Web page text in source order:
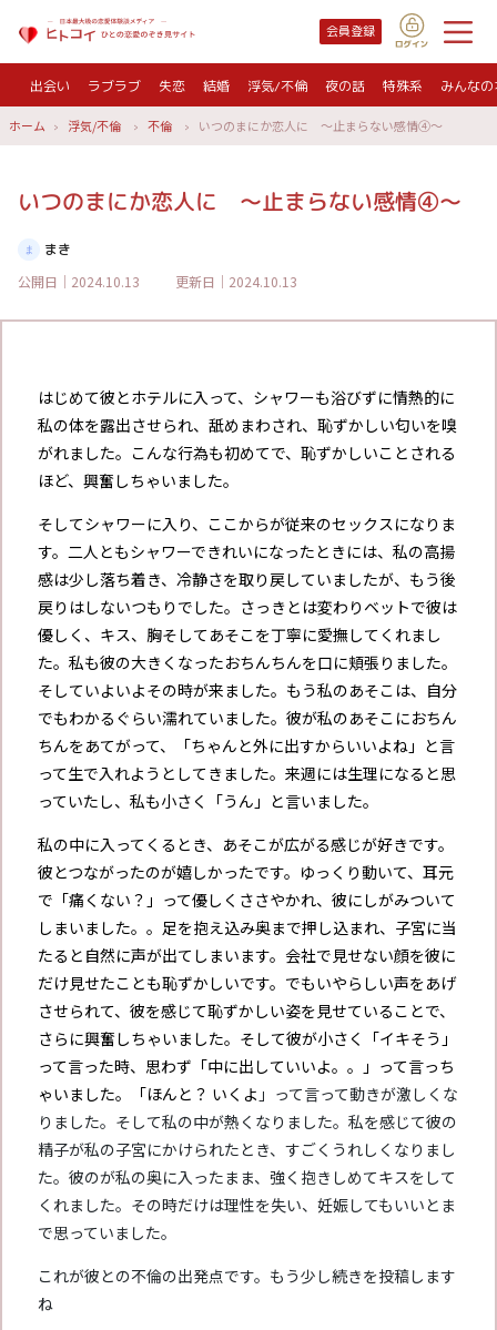
会員登録
出会い ラブラブ 失恋 結婚 浮気/不倫 夜の話 特殊系 みんな
ホーム 浮気/不倫 不倫 いつのまにか恋人に ～止まらない感情④～
いつのまにか恋人に ～止まらない感情④～
まき
公開日｜2024.10.13
更新日｜2024.10.13
はじめて彼とホテルに入って、シャワーも浴びずに情熱的に
私の体を露出させられ、舐めまわされ、恥ずかしい匂いを嗅
がれました。こんな行為も初めてで、恥ずかしいことされる
ほど、興奮しちゃいました。
そしてシャワーに入り、ここからが従来のセックスになりま
す。二人ともシャワーできれいになったときには、私の高揚
感は少し落ち着き、冷静さを取り戻していましたが、もう後
戻りはしないつもりでした。さっきとは変わりベットで彼は
優しく、キス、胸そしてあそこを丁寧に愛撫してくれまし
た。私も彼の大きくなったおちんちんを口に頬張りました。
そしていよいよその時が来ました。もう私のあそこは、自分
でもわかるぐらい濡れていました。彼が私のあそこにおちん
ちんをあてがって、「ちゃんと外に出すからいいよね」と言
って生で入れようとしてきました。来週には生理になると思
っていたし、私も小さく「うん」と言いました。
私の中に入ってくるとき、あそこが広がる感じが好きです。
彼とつながったのが嬉しかったです。ゆっくり動いて、耳元
で「痛くない？」って優しくささやかれ、彼にしがみついて
しまいました。。足を抱え込み奥まで押し込まれ、子宮に当
たると自然に声が出てしまいます。会社で見せない顔を彼に
だけ見せたことも恥ずかしいです。でもいやらしい声をあげ
させられて、彼を感じて恥ずかしい姿を見せていることで、
さらに興奮しちゃいました。そして彼が小さく「イキそう」
って言った時、思わず「中に出していいよ。。」って言っち
ゃいました。「ほんと？ いくよ 」って言って動きが激しくな
りました。そして私の中が熱くなりました。私を感じて彼の
精子が私の子宮にかけられたとき、すごくうれしくなりまし
た。彼のが私の奥に入ったまま、強く抱きしめてキスを して
くれました。その時だけは理性を失い、妊娠してもいいとま
で思っていました。
これが彼との不倫の出発点です。もう少し続きを投稿します
ね